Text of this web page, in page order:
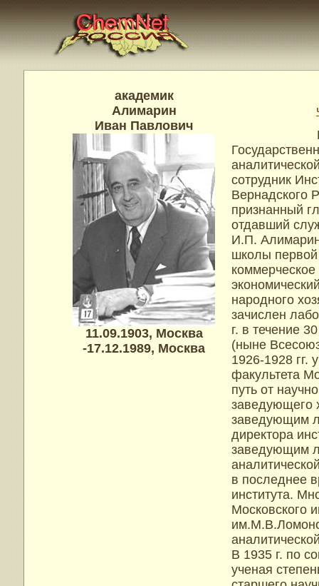
академик
Алимарин
Иван Павлович
11.09.1903, Москва
-17.12.1989, Москва
Герой
сотрудник
Вернадского
признанный
отдавший
И.П.
школы первой
народного
зачислен
г. в течение
(ныне
1926-1928 гг.
факультета
путь от
заведующего
заведующим
директора
заведующим
в последнее
института.
Московского
В 1935 г. по
ученая